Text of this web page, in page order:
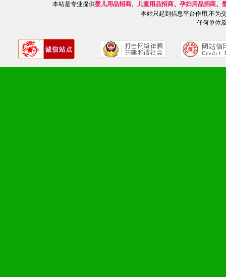
品全面配赠，免费提供软
册、专柜咨询手册等各种
2、市场保护支持：供优质
本站是专业提供婴儿用品招商、 儿童用品招商、 孕妇用品招商、
本站只起到信息平台作用,不为
任何单位